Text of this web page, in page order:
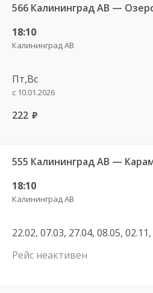
18:10
Калининград АВ
Пт,Вс
с 10.01.2026
222 руб.
555 Калининград АВ —
18:10
Калининград АВ
22.02, 07.03, 27.04, 08.05,
Рейс неактивен